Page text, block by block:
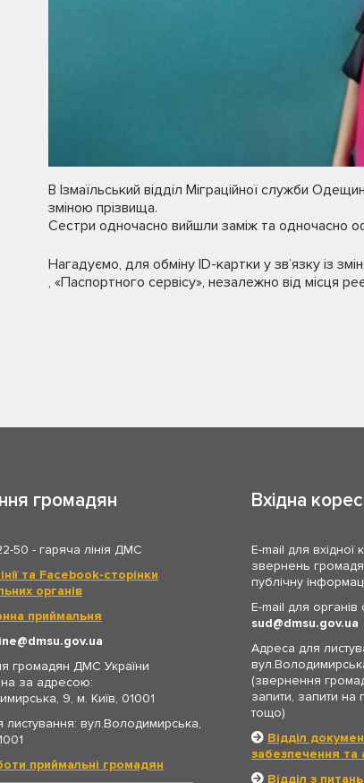
В Ізмаїльський відділ Міграційної служби
зміною прізвища.
Сестри одночасно вийшли заміж та одночасно
Нагадуємо, для обміну ID-картки у зв’язку із
, «Паспортного сервісу», незалежно від місця
громадян
50 - гаряча лінія ДМС
та Facebook-сторінки
органів
приймальня
dmsu.gov.ua
громадян ДМС України
за адресою:
9, м. Київ, 01001
листування: вул.Володимирська,
приймальні громадян
Вхідна
E-mail для вхідної
звернень
публічну
E-mail для органів
sud
dmsu.gov.ua
Адреса для
(звернення
запити, запити на
тощо)
Відділ
забезпечення та
Відділ з